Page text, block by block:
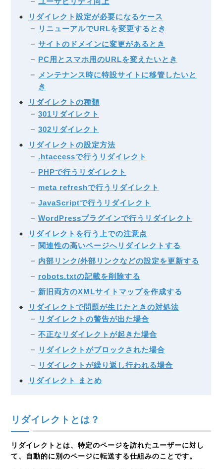
リダイレクト設定が必要になるケース
リニューアルでURLを変更するとき
サイトのドメインに変更があるとき
PC用とスマホ用のURLを変えたいとき
メンテナンス時に特設サイトに移管したいと
き
リダイレクトの種類
301リダイレクト
302リダイレクト
リダイレクトの設定方法
.htaccessで行うリダイレクト
PHPで行うリダイレクト
meta refreshで行うリダイレクト
JavaScriptで行うリダイレクト
WordPressプラグインで行うリダイレクト
リダイレクトを行う上での注意点
関連性の高いページへリダイレクトする
内部リンク/外部リンクなどの設定を更新する
robots.txtの記載を削除する
新旧両方のXMLサイトマップを作成する
リダイレクトで問題が生じたときの対処法
リダイレクトの警告が出た場合
不正なリダイレクトが起きた場合
リダイレクトがブロックされた場合
リダイレクトが繰り返し行われる場合
リダイレクト まとめ
リダイレクトとは？
リダイレクトとは、特定のページを訪れたユーザーに対し
て、自動的に別のページに転送する仕組みのことです。